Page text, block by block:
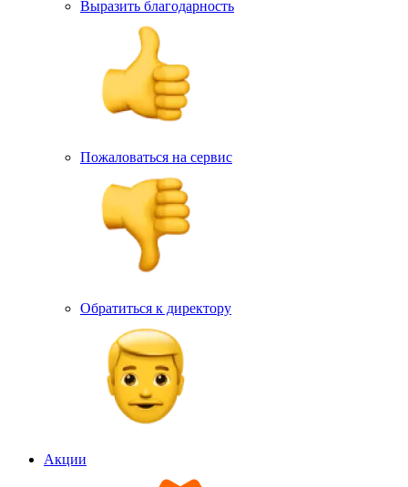
Выразить благодарность
Пожаловаться на сервис
Обратиться к директору
Акции